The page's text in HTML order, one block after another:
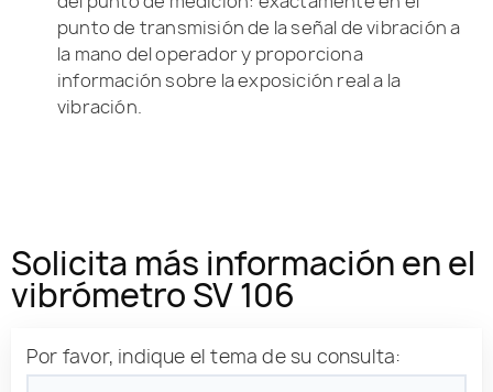
punto de transmisión de la señal de vibración a
la mano del operador y proporciona
información sobre la exposición real a la
vibración.
Solicita más información en el
vibrómetro SV 106
Por favor, indique el tema de su consulta: